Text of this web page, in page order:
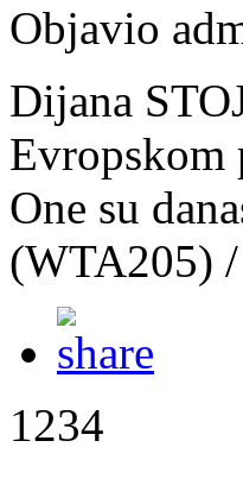
Objavio
Dijana
Evropskom
One su
(WTA205)
1234